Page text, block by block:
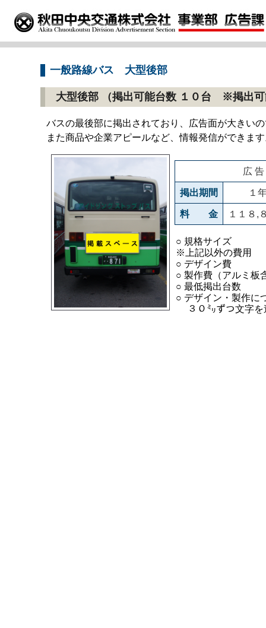
一般路線バス 大型後部
大型後部 （掲出可能台数 １０台 ※掲出可
バスの最後部に掲出されており、広告面が大きい
また商品や企業アピールなど、情報発信ができま
広
掲出期間 １
料 金 １１８,
○ 規格サイズ
※上記以外の費用
○ デザイン
○ 製作費（アル
○ 最低掲出
○ デザイン・製作に
３０㍉ずつ文字を